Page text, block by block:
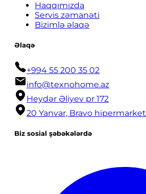
Haqqımızda
Servis zəmanəti
Bizimlə əlaqə
Əlaqə
+994 55 200 35 02
info@texnohome.az
Heydər Əliyev pr 172
20 Yanvar, Bravo hipermarket
Biz sosial şəbəkələrdə